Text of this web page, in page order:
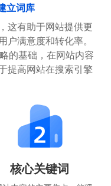
立词库
这有助于网站提供更
满意度和转化率。
的基础，在网站内容
提高网站在搜索引擎
核心关键词